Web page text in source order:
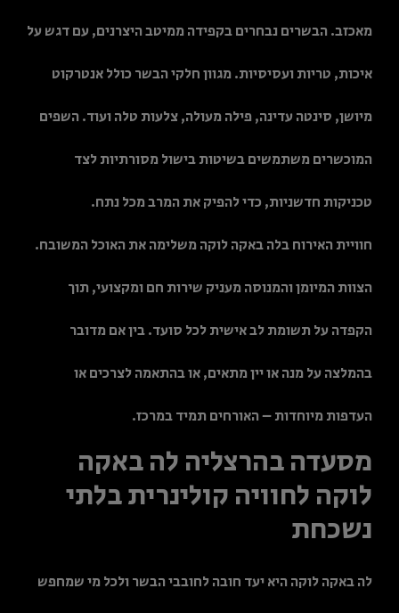
מאכזב. הבשרים נבחרים בקפידה ממיטב היצרנים, עם דגש על
איכות, טריות ועסיסיות. מגוון חלקי הבשר כולל אנטרקוט
מיושן, סינטה עדינה, פילה מעולה, צלעות טלה ועוד. השפים
המוכשרים משתמשים בשיטות בישול מסורתיות לצד
טכניקות חדשניות, כדי להפיק את המרב מכל נתח.
חוויית האירוח בלה באקה לוקה משלימה את האוכל המשובח.
הצוות המיומן והמנוסה מעניק שירות חם ומקצועי, תוך
הקפדה על תשומת לב אישית לכל סועד. בין אם מדובר
בהמלצה על מנה או יין מתאים, או בהתאמה לצרכים או
העדפות מיוחדות – האורחים תמיד במרכז.
מסעדה בהרצליה לה באקה
לוקה לחוויה קולינרית בלתי
נשכחת
לה באקה לוקה היא יעד חובה לחובבי הבשר ולכל מי שמחפש